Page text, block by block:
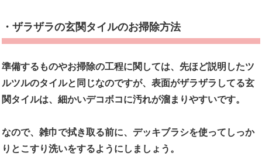
・ザラザラの玄関タイルのお掃除方法
準備するものやお掃除の工程に関しては、先ほど説明したツ
ルツルのタイルと同じなのですが、 表面がザラザラしてる玄
関タイルは、細かいデコボコに汚れが溜まりやすいです。
なので、雑巾で拭き取る前に、デッキブラシを使ってしっか
りとこすり洗いをするようにしましょう。